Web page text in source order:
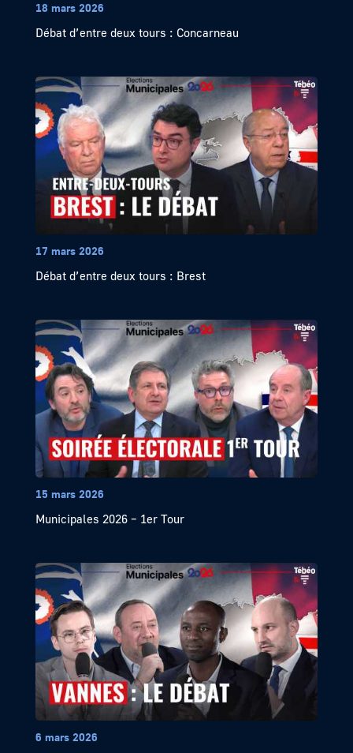
18 mars 2026
Débat d’entre deux tours : Concarneau
17 mars 2026
Débat d’entre deux tours : Brest
15 mars 2026
Municipales 2026 – 1er Tour
6 mars 2026